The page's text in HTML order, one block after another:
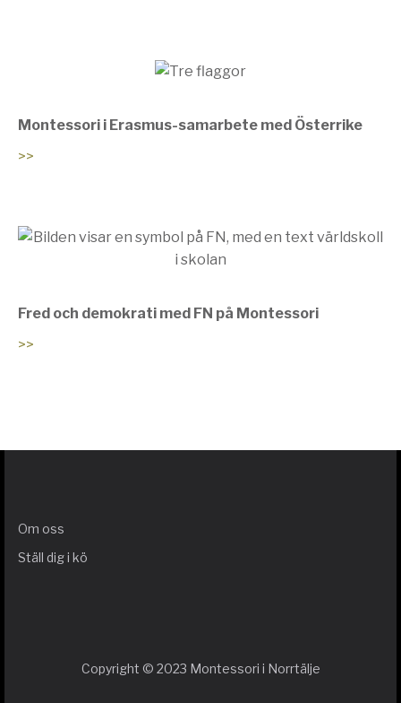
Montessori i Erasmus-samarbete med Österrike
>>
Fred och demokrati med FN på Montessori
>>
Om oss
Ställ dig i kö
Copyright © 2023 Montessori i Norrtälje